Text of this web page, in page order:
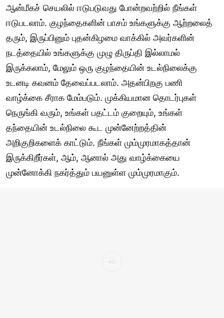
ஆன்மீகச் செயலில் ஈடுபடுவது போன்றவற்றில் நீங்கள்
ஈடுபடலாம். குழந்தைகளின் பாசம் உங்களுக்கு ஆற்றலைத்
தரும், இருப்பினும் புதன்கிழமை வாக்கில் அவர்களின்
நடத்தையில் உங்களுக்கு முழு திருப்தி இல்லாமல்
இருக்கலாம், மேலும் ஒரு குழந்தையின் உடல்நிலைக்கு
உடனடி கவனம் தேவைப்படலாம். அதன்பிறகு பணி
வாழ்க்கை சீராக மேம்படும். முக்கியமான தொடர்புகள்
நெருங்கி வரும், உங்கள் பதட்டம் குறையும், உங்கள்
தந்தையின் உடல்நிலை கூட முன்னேற்றத்தின்
அறிகுறிகளைக் காட்டும். நீங்கள் மும்முரமாகத்தான்
இருக்கிறீர்கள், ஆம், ஆனால் அது வாழ்க்கையை
முன்னோக்கி நகர்த்தும் பயனுள்ள மும்முரமாகும்.